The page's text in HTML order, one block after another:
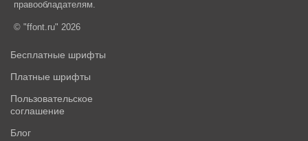
правообладателям.
© "ffont.ru" 2026
Бесплатные шрифты
Платные шрифты
Пользовательское
соглашение
Блог